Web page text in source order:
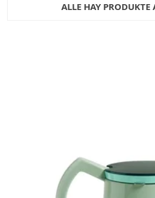
ALLE HAY PRODUKTE